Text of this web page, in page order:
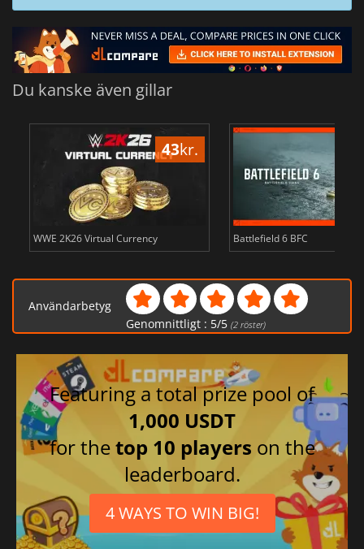
Du kanske även gillar
43kr.
WWE 2K26 Virtual Currency Battlefield 6 BFC
Användarbetyg
Genomnittligt : 5/5 (2röster)
Featuring a total prize pool of
1,000 USDT
for thetop 10 players on the
leaderboard.
4 WAYS TO WIN BIG!